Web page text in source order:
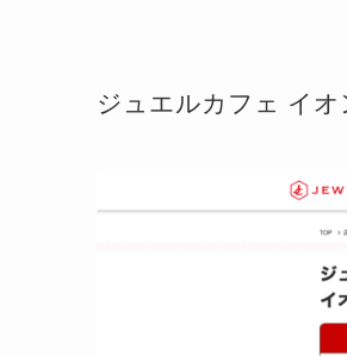
ジュエルカフェ イ